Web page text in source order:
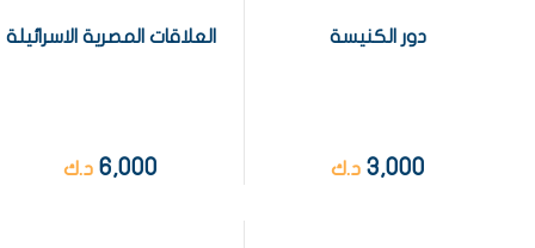
دور الكنيسة
3,000 د.ك
العلاقات المصرية الاسرائيلة
6,000 د.ك